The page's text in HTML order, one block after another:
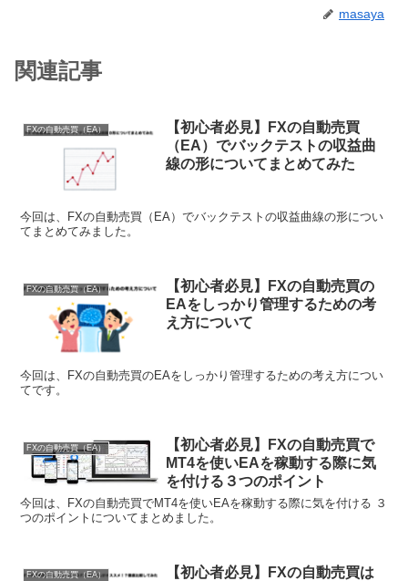
masaya
関連記事
FXの自動売買（EA）
【初心者必見】FXの自動売買
（EA）でバックテストの収益曲
線の形についてまとめてみた
今回は、FXの自動売買（EA）でバックテストの収益曲線の形につい
てまとめてみました。
FXの自動売買（EA）
【初心者必見】FXの自動売買の
EAをしっかり管理するための考
え方について
今回は、FXの自動売買のEAをしっかり管理するための考え方につい
てです。
FXの自動売買（EA）
【初心者必見】FXの自動売買で
MT4を使いEAを稼動する際に気
を付ける３つのポイント
今回は、FXの自動売買でMT4を使いEAを稼動する際に気を付ける ３
つのポイントについてまとめました。
FXの自動売買（EA）
【初心者必見】FXの自動売買は